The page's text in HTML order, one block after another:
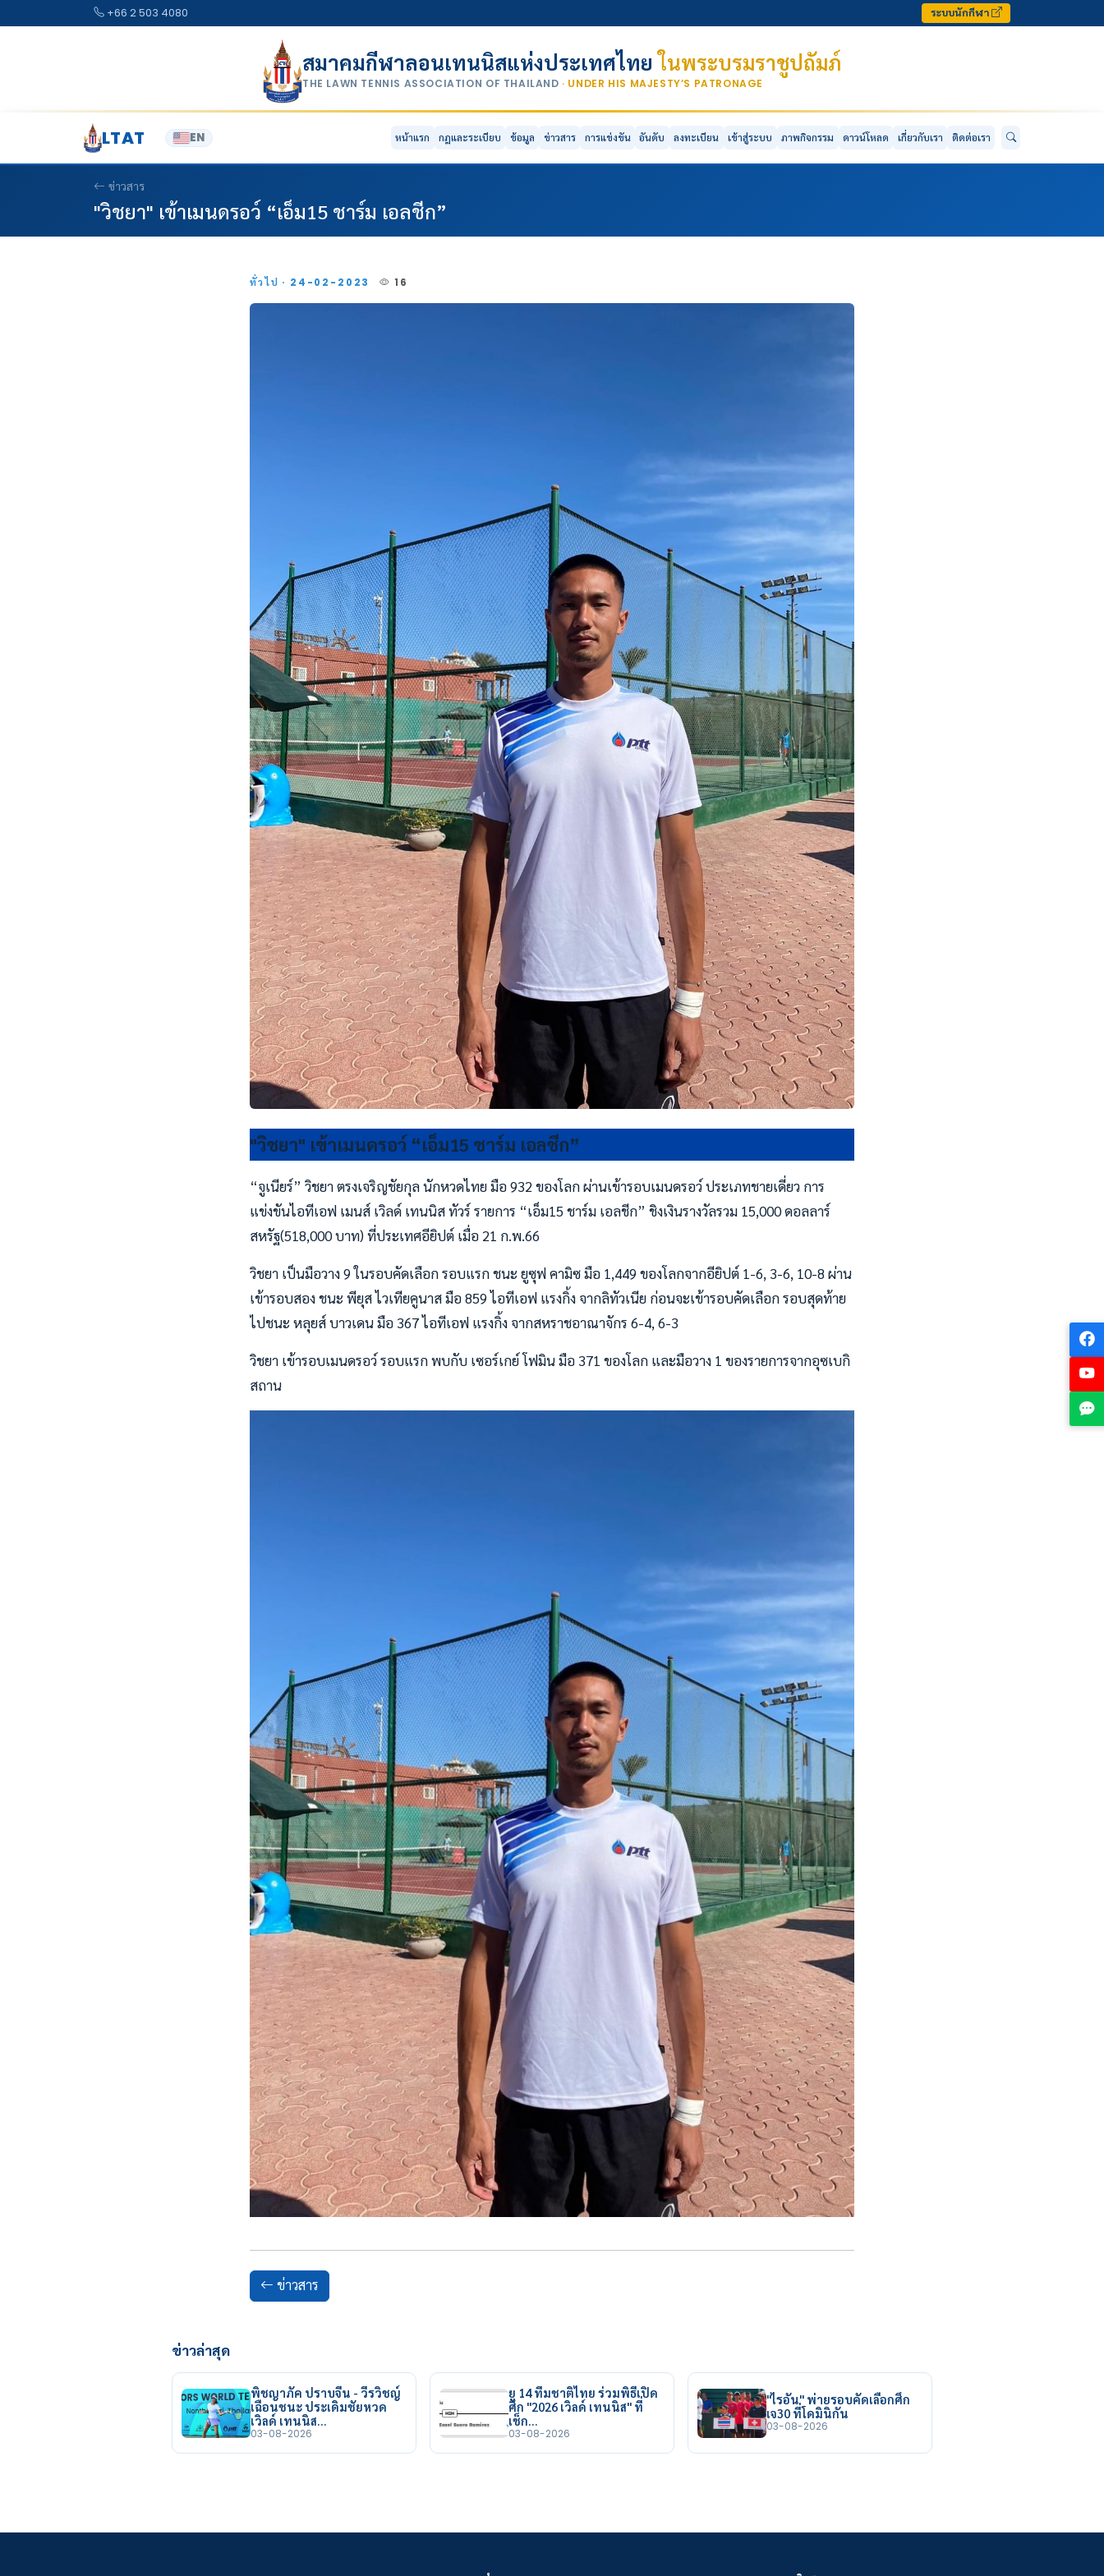
+66 2 503 4080 ระบบนักกีฬา
สมาคมกีฬาลอนเทนนิสแห่งประเทศไทยในพระบรมราชูปถัมภ์
THE LAWN TENNIS ASSOCIATION OF THAILAND · UNDER HIS MAJESTY’S PATRONAGE
LTAT EN หน้าแรก กฎและระเบียบ ข้อมูล ข่าวสาร การแข่งขัน อันดับ ลงทะเบียน เข้าสู่ระบบ ภาพกิจกรรม ดาวน์โหลด เกี่ยวกับเรา ติดต่อเรา
ข่าวสาร
"วิชยา" เข้าเมนดรอว์ “เอ็ม15 ชาร์ม เอลชีก”
ทั่วไป · 24-02-2023 16
"วิชยา" เข้าเมนดรอว์ “เอ็ม15 ชาร์ม เอลชีก”
“จูเนียร์” วิชยา ตรงเจริญชัยกุล นักหวดไทย มือ 932 ของโลก ผ่านเข้ารอบเมนดรอว์ ประเภทชายเดี่ยว การ
แข่งขันไอทีเอฟ เมนส์ เวิลด์ เทนนิส ทัวร์ รายการ “เอ็ม15 ชาร์ม เอลชีก” ชิงเงินรางวัลรวม 15,000 ดอลลาร์
สหรัฐ(518,000 บาท) ที่ประเทศอียิปต์ เมื่อ 21 ก.พ.66
วิชยา เป็นมือวาง 9 ในรอบคัดเลือก รอบแรก ชนะ ยูซุฟ คามิซ มือ 1,449 ของโลกจากอียิปต์ 1-6, 3-6, 10-8 ผ่าน
เข้ารอบสอง ชนะ พียุส ไวเทียคูนาส มือ 859 ไอทีเอฟ แรงกิ้ง จากลิทัวเนีย ก่อนจะเข้ารอบคัดเลือก รอบสุดท้าย
ไปชนะ หลุยส์ บาวเดน มือ 367 ไอทีเอฟ แรงกิ้ง จากสหราชอาณาจักร 6-4, 6-3
วิชยา เข้ารอบเมนดรอว์ รอบแรก พบกับ เซอร์เกย์ โฟมิน มือ 371 ของโลก และมือวาง 1 ของรายการจากอุซเบกิ
สถาน
ข่าวสาร
ข่าวล่าสุด
พิชญาภัค ปราบจีน - วีรวิชญ์
เฉือนชนะ ประเดิมชัยหวด
เวิลด์ เทนนิส…
03-08-2026
ยู 14 ทีมชาติไทย ร่วมพิธีเปิด
ศึก "2026 เวิลด์ เทนนิส" ที่
เช็ก…
03-08-2026
"ไรอัน" พ่ายรอบคัดเลือกศึก
เจ30 ที่โดมินิกัน
03-08-2026